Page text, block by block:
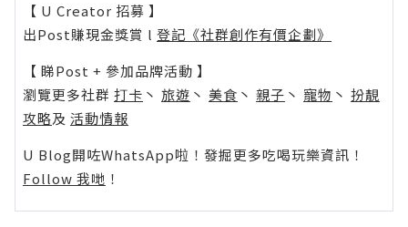
【 U Creator 招募 】
出Post賺現金獎賞 l 登記《社群創作有價企劃》
【 睇Post + 參加品牌活動 】
瀏覽更多社群 打卡 丶 旅遊 丶 美食 丶 親子 丶 寵物 丶 扮靚
攻略及 活動情報
U Blog開咗WhatsApp啦！發掘更多吃喝玩樂資訊！
Follow 我哋 ！